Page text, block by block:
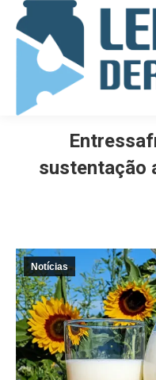
sustentação
Notícias